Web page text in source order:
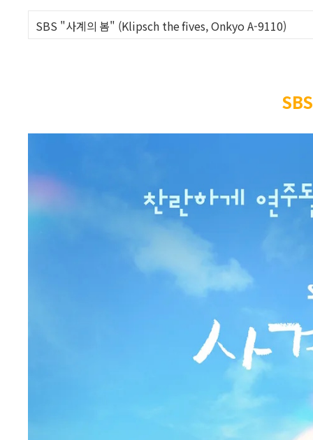
SBS "사계의 봄" (Klipsch the fives, Onkyo A-9110)